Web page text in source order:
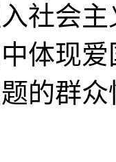
社会
体现
的群